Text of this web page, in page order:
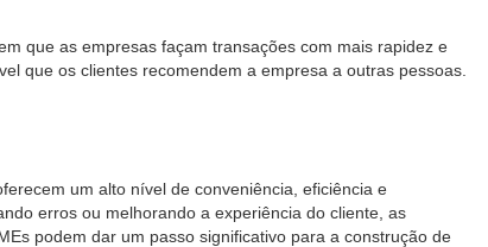
que as empresas façam transações com mais rapidez e
que os clientes recomendem a empresa a outras pessoas.
um alto nível de conveniência, eficiência e
erros ou melhorando a experiência do cliente, as
podem dar um passo significativo para a construção de